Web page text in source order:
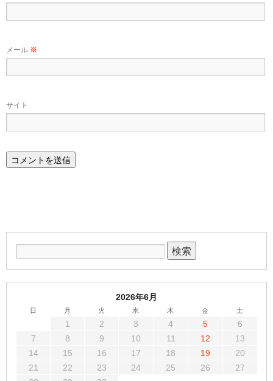
メール ※
サイト
2026年6月
日 月 火 水 木 金 土
1 2 3 4 5
6
7
8 9 10 11 12
13
14
15 16 17 18 19
20
21
22 23 24 25 26
27